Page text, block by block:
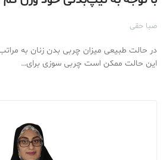
صبا حقی
در حالت طبیعی میزان چربی بدن زنان به مراتب
این حالت ممکن است چربی سوزی برای…